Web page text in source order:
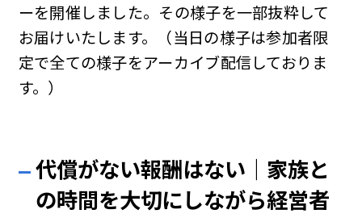
ーを開催しました。その様子を一部抜粋して
お届けいたします。（当日の様子は参加者限
定で全ての様子をアーカイブ配信しておりま
す。）
代償がない報酬はない｜家族と
の時間を大切にしながら経営者